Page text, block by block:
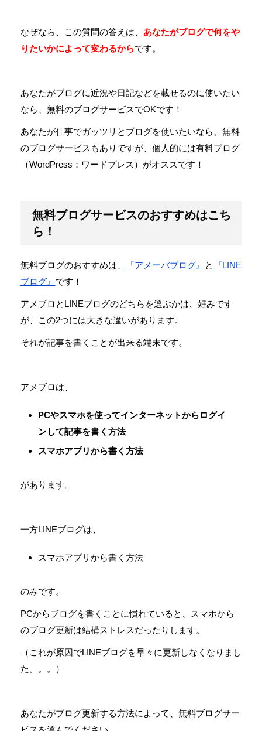
なぜなら、この質問の答えは、 あなたがブログで何をや
りたいかによって変わるからです。
あなたがブログに近況や日記などを載せるのに使いたい
なら、無料のブログサービスでOKです！
あなたが仕事でガッツリとブログを使いたいなら、無料
のブログサービスもありですが、個人的には有料ブログ
（WordPress：ワードプレス）がオススです！
無料ブログサービスのおすすめはこち
ら！
無料ブログのおすすめは、 『アメーバブログ』 と
『LINE
ブログ』 です！
アメブロとLINEブログのどちらを選ぶかは、好みです
が、この2つには大きな違いがあります。
それが記事を書くことが出来る端末です。
アメブロは、
PCやスマホを使ってインターネットからログイ
ンして記事を書く方法
スマホアプリから書く方法
があります。
一方LINEブログは、
スマホアプリから書く方法
のみです。
PCからブログを書くことに慣れていると、スマホから
のブログ更新は結構ストレスだったりします。
（これが原因でLINEブログを早々に更新しなくなりまし
た。。。）
あなたがブログ更新する方法によって、無料ブログサー